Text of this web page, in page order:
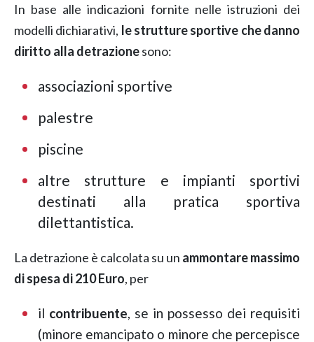
In base alle indicazioni fornite nelle istruzioni dei
modelli dichiarativi, le strutture sportive che danno
diritto alla detrazionesono:
associazioni sportive
palestre
piscine
altre strutture e impianti sportivi
destinati alla pratica sportiva
dilettantistica.
La detrazione è calcolata su un ammontare massimo
di spesa di 210 Euro, per
il contribuente, se in possesso dei requisiti
(minore emancipato o minore che percepisce